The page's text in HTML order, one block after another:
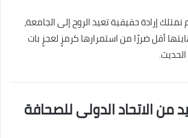
إرادة حقيقية تعيد الروح إلى الجامعة،
أقل ضررًا من استمرارها كرمزٍ لعجزٍ بات
من الاتحاد الدولى للصحافة